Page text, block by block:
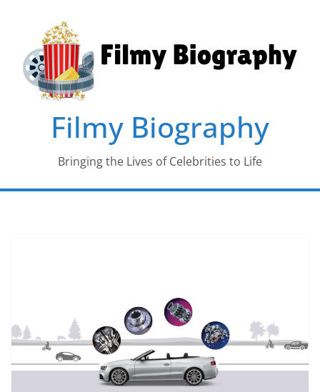
content
Filmy Biography
Bringing the Lives of Celebrities to Life